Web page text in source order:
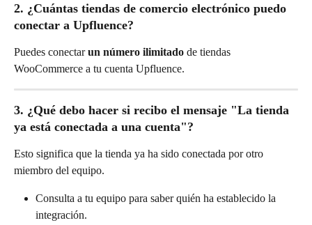
2. ¿Cuántas tiendas de comercio electrónico puedo
conectar a Upfluence?
Puedes conectar un número ilimitado de tiendas
WooCommerce a tu cuenta Upfluence.
3. ¿Qué debo hacer si recibo el mensaje "La tienda
ya está conectada a una cuenta"?
Esto significa que la tienda ya ha sido conectada por otro
miembro del equipo.
Consulta a tu equipo para saber quién ha establecido la
integración.